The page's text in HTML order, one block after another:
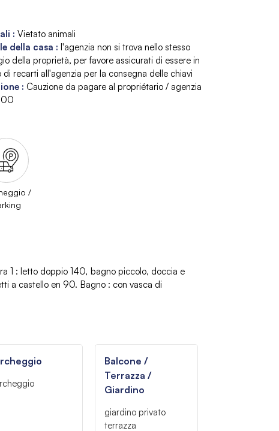
: Vietato animali
della casa : l'agenzia non si trova nello stesso
della proprietà per favore assicurati di essere in
di recarti all'agenzia per la consegna delle chiavi
: Cauzione da pagare al propriétario / agenzia
/
1 : letto doppio 140 bagno piccolo, doccia e
a castello en 90 Bagno : con vasca di
Balcone /
Terrazza /
Giardino
giardino privato
terrazza